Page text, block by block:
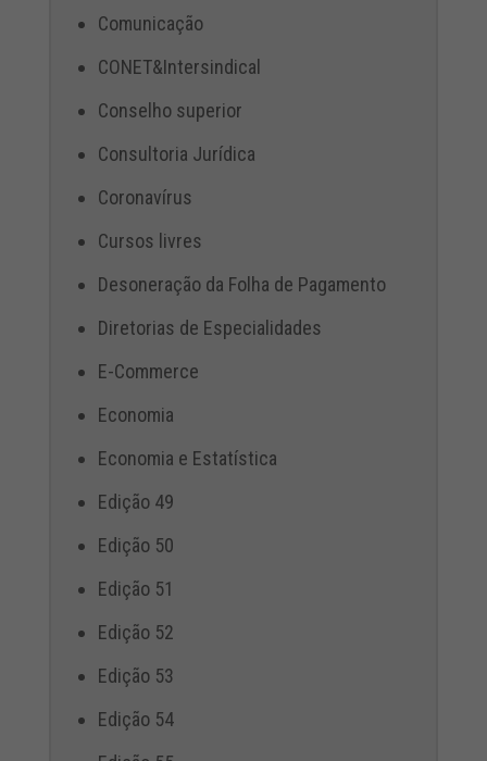
Comunicação
CONET&Intersindical
Conselho superior
Consultoria Jurídica
Coronavírus
Cursos livres
Desoneração da Folha de Pagamento
Diretorias de Especialidades
E-Commerce
Economia
Economia e Estatística
Edição 49
Edição 50
Edição 51
Edição 52
Edição 53
Edição 54